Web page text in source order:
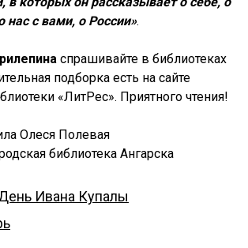
нас с вами, о России».
спрашивайте в библиотеках
подборка есть на сайте
«ЛитРес». Приятного чтения!
Олеся Полевая
библиотека Ангарска
Ивана Купалы